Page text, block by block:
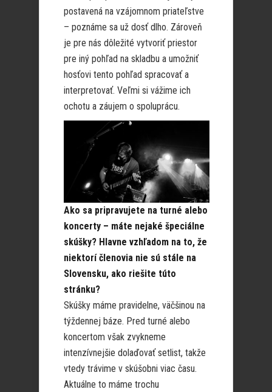
postavená na vzájomnom priateľstve
– poznáme sa už dosť dlho. Zároveň
je pre nás dôležité vytvoriť priestor
pre iný pohľad na skladbu a umožniť
hosťovi tento pohľad spracovať a
interpretovať. Veľmi si vážime ich
ochotu a záujem o spoluprácu.
Ako sa pripravujete na turné alebo
koncerty – máte nejaké špeciálne
skúšky? Hlavne vzhľadom na to, že
niektorí členovia nie sú stále na
Slovensku, ako riešite túto
stránku?
Skúšky máme pravidelne, väčšinou na
týždennej báze. Pred turné alebo
koncertom však zvykneme
intenzívnejšie dolaďovať setlist, takže
vtedy trávime v skúšobni viac času.
Aktuálne to máme trochu